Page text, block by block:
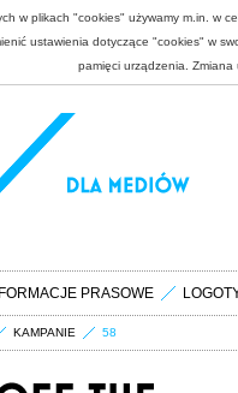
w plikach "cookies" używamy m.in. w
ustawienia dotyczące "cookies" w
pamięci urządzenia. Zmiana
PRASOWE
KAMPANIE 58